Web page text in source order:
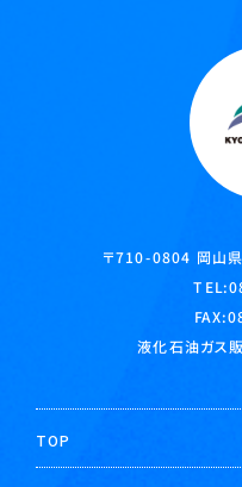
〒710-0804 岡山
TEL:
液化石油ガス
TOP